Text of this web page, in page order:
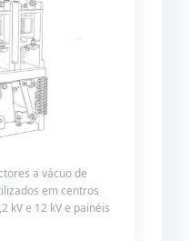
a vácuo de
em centros
kV e 12 kV e painéis